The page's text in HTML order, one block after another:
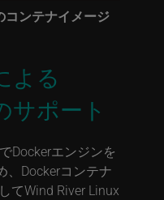
コンテナイメージ
よる
サポート
Dockerエンジンを
、Dockerコンテナ
てWind River Linux